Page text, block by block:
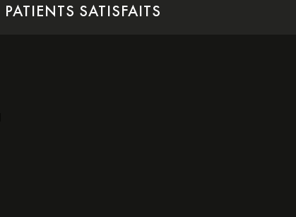
PATIENTS SATISFAITS